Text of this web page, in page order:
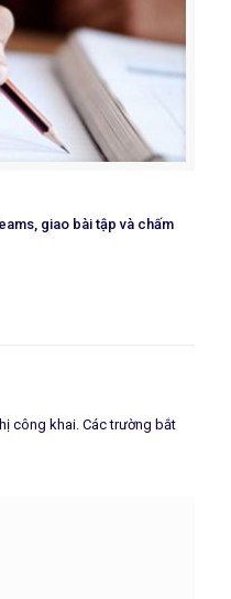
giao bài tập và chấm
công khai. Các trường bắt